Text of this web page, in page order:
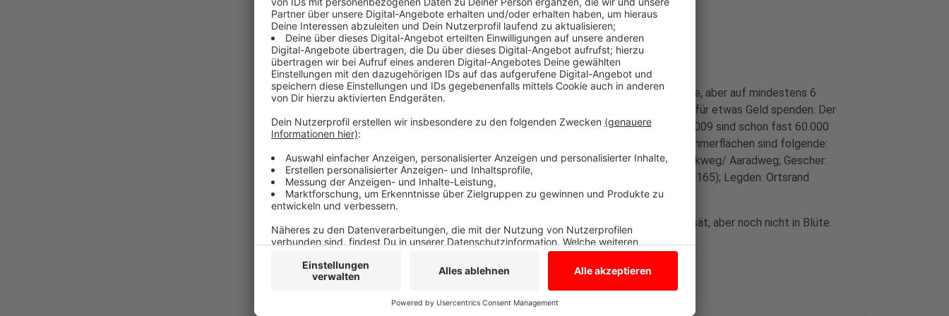
Erlös geht an Familien in Not
Anzeige
Wegen der Trockenheit sind einige Saaten leider nicht aufgegange, aber auf mindestens 6
Flächen könnt ihr euch aktuell Sonnenblumen abschneiden und dafür etwas Geld spenden. Der
Erlös geht an Familien in Not hier in NRW. Seit Beginn der Aktion 2009 sind schon fast 60.000
Euro an Spenden für Lichtblicke zusammengekommen. Die Teilnehmerflächen sind folgende:
Borken-Marbeck: Am Dingekamp; Borken-Rhedebrügge: Ecke Tenkweg/ Aaradweg; Gescher:
An Beekes Melkhüttken (Estern 23); Heek: Am Hof Niehues (Ahle 165); Legden: Ortsrand
Asbecker Straße; Südlohn: Am Hof Hueske (Eschlohn 32)
Weitere Teilnehmerflächen in Borken, Gescher und Rhede sind gesät, aber noch nicht in Blüte.